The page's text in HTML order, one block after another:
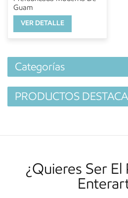
Guam
VER DETALLE
Categorías
PRODUCTOS
¿Quieres Ser